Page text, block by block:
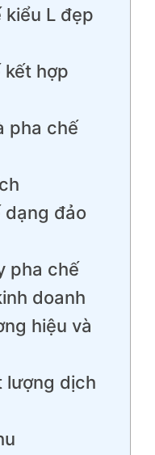
kiểu L đẹp
kết hợp
pha chế
dạng đảo
pha chế
doanh
hiệu và
lượng dịch